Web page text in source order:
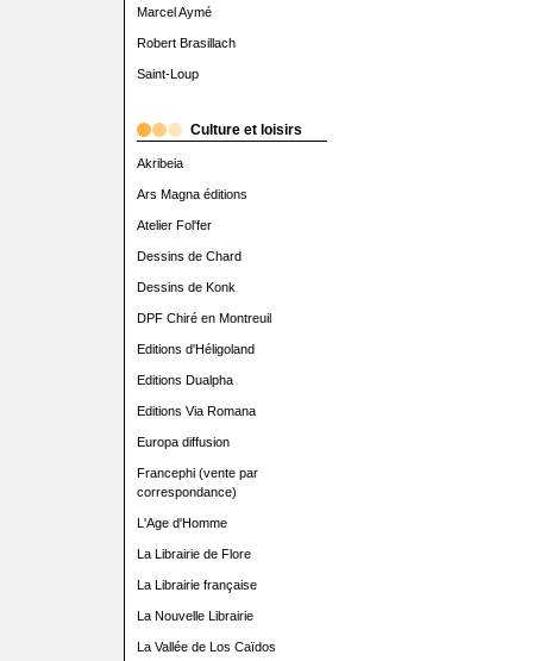
Marcel Aymé
Robert Brasillach
Saint-Loup
Culture et loisirs
Akribeia
Ars Magna éditions
Atelier Fol'fer
Dessins de Chard
Dessins de Konk
DPF Chiré en Montreuil
Editions d'Héligoland
Editions Dualpha
Editions Via Romana
Europa diffusion
Francephi (vente par
correspondance)
L'Age d'Homme
La Librairie de Flore
La Librairie française
La Nouvelle Librairie
La Vallée de Los Caïdos